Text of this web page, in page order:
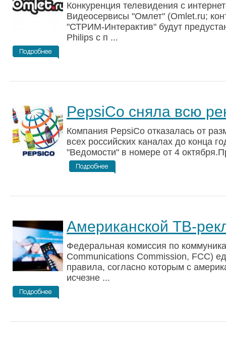
Конкуренция телевидения с
Видеосервисы "Омлет" (Omlet.ru;
"СТРИМ-Интерактив" будут
Philips с п ...
PepsiCo сняла всю
Компания PepsiCo отказалась от
всех российских каналах до конца
"Ведомости" в номере от 4
Американской ТВ-
Федеральная комиссия по
Communications Commission, FCC)
правила, согласно которым с
исчезне ...